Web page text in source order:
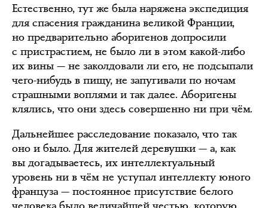
Естественно, тут же была наряжена экспедиция
для спасения гражданина великой Франции,
но предварительно аборигенов допросили
с пристрастием, не было ли в этом какой-либо
их вины — не заколдовали ли его, не подсыпали
чего-нибудь в пищу, не запугивали по ночам
страшными воплями и так далее. Аборигены
клялись, что они здесь совершенно ни при чём.
Дальнейшее расследование показало, что так
оно и было. Для жителей деревушки — а, как
вы догадываетесь, их интеллектуальный
уровень ни в чём не уступал интеллекту юного
француза — постоянное присутствие белого